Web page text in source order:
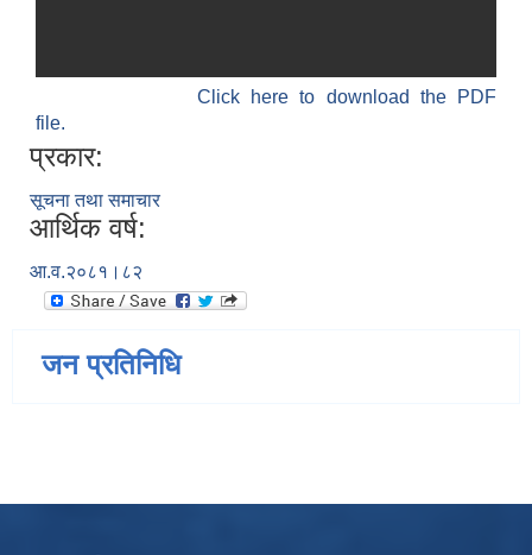
Click here to download the PDF
file.
प्रकार:
सूचना तथा समाचार
आर्थिक वर्ष:
आ.व.२०८१।८२
जन प्रतिनिधि